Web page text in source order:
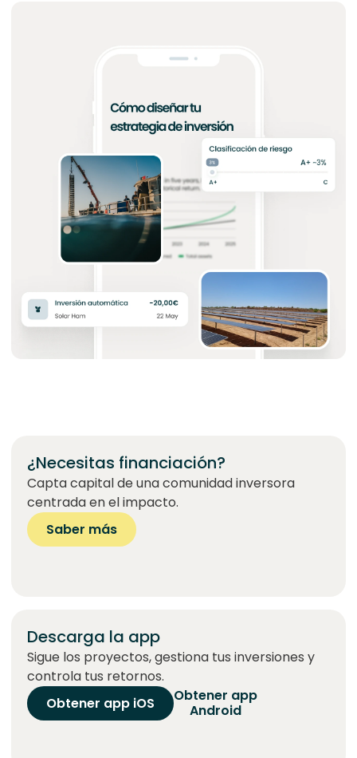
¿Necesitas financiación?
Capta capital de una comunidad inversora
centrada en el impacto.
Saber más
Descarga la app
Sigue los proyectos, gestiona tus inversiones y
controla tus retornos.
Obtener app iOS
Obtener app
Android